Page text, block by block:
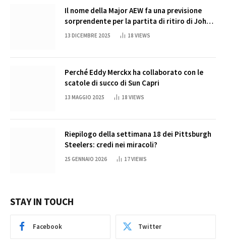
Il nome della Major AEW fa una previsione
sorprendente per la partita di ritiro di John
Cena
13 DICEMBRE 2025 18 VIEWS
Perché Eddy Merckx ha collaborato con le
scatole di succo di Sun Capri
13 MAGGIO 2025 18 VIEWS
Riepilogo della settimana 18 dei Pittsburgh
Steelers: credi nei miracoli?
25 GENNAIO 2026 17VIEWS
STAY IN TOUCH
Facebook Twitter